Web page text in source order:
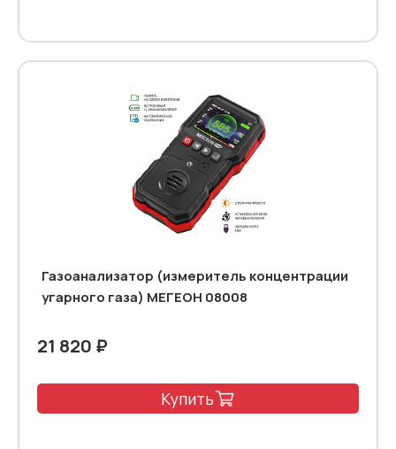
Газоанализатор (измеритель концентрации
угарного газа) МЕГЕОН 08008
21 820 ₽
Купить